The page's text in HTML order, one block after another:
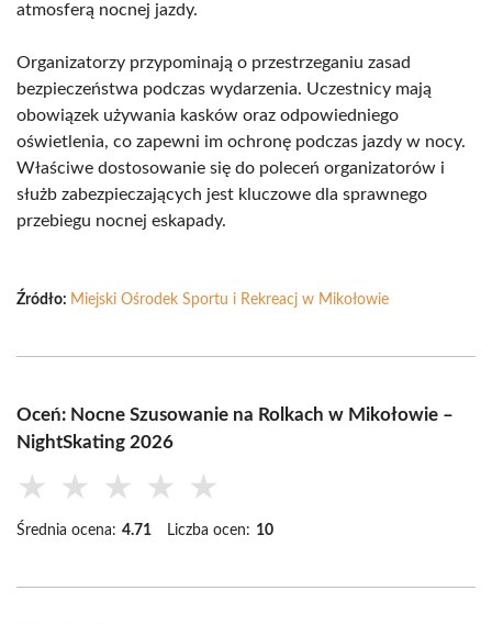
atmosferą nocnej jazdy.
Organizatorzy przypominają o przestrzeganiu zasad
bezpieczeństwa podczas wydarzenia. Uczestnicy mają
obowiązek używania kasków oraz odpowiedniego
oświetlenia, co zapewni im ochronę podczas jazdy w nocy.
Właściwe dostosowanie się do poleceń organizatorów i
służb zabezpieczających jest kluczowe dla sprawnego
przebiegu nocnej eskapady.
Źródło: Miejski Ośrodek Sportu i Rekreacj w Mikołowie
Oceń: Nocne Szusowanie na Rolkach w Mikołowie –
NightSkating 2026
★ ★ ★ ★ ★
Średnia ocena: 4.71 Liczba ocen: 10